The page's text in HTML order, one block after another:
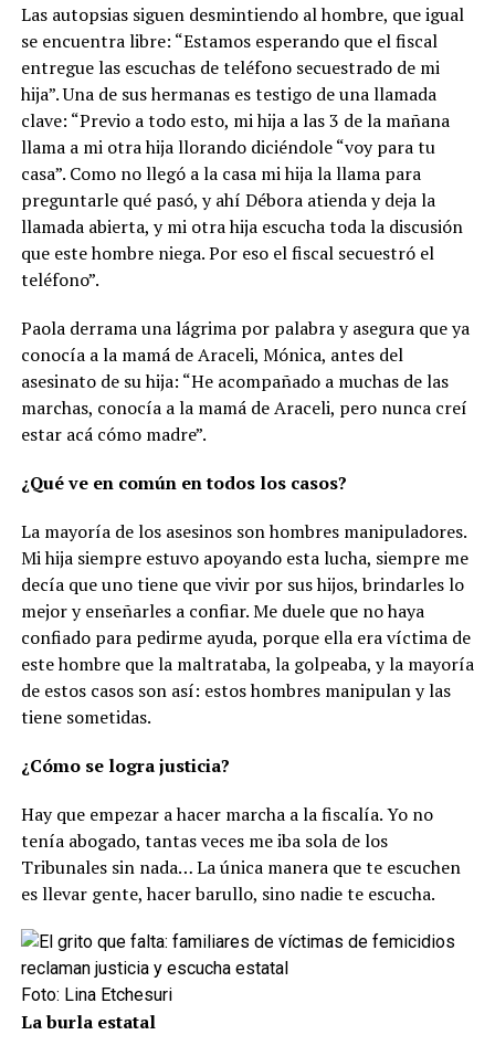
Las autopsias siguen desmintiendo al hombre, que igual
se encuentra libre: “Estamos esperando que el fiscal
entregue las escuchas de teléfono secuestrado de mi
hija”. Una de sus hermanas es testigo de una llamada
clave: “Previo a todo esto, mi hija a las 3 de la mañana
llama a mi otra hija llorando diciéndole “voy para tu
casa”. Como no llegó a la casa mi hija la llama para
preguntarle qué pasó, y ahí Débora atienda y deja la
llamada abierta, y mi otra hija escucha toda la discusión
que este hombre niega. Por eso el fiscal secuestró el
teléfono”.
Paola derrama una lágrima por palabra y asegura que ya
conocía a la mamá de Araceli, Mónica, antes del
asesinato de su hija: “He acompañado a muchas de las
marchas, conocía a la mamá de Araceli, pero nunca creí
estar acá cómo madre”.
¿Qué ve en común en todos los casos?
La mayoría de los asesinos son hombres manipuladores.
Mi hija siempre estuvo apoyando esta lucha, siempre me
decía que uno tiene que vivir por sus hijos, brindarles lo
mejor y enseñarles a confiar. Me duele que no haya
confiado para pedirme ayuda, porque ella era víctima de
este hombre que la maltrataba, la golpeaba, y la mayoría
de estos casos son así: estos hombres manipulan y las
tiene sometidas.
¿Cómo se logra justicia?
Hay que empezar a hacer marcha a la fiscalía. Yo no
tenía abogado, tantas veces me iba sola de los
Tribunales sin nada… La única manera que te escuchen
es llevar gente, hacer barullo, sino nadie te escucha.
Foto: Lina Etchesuri
La burla estatal